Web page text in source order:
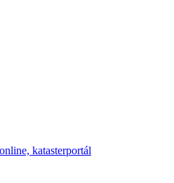
katasterportál